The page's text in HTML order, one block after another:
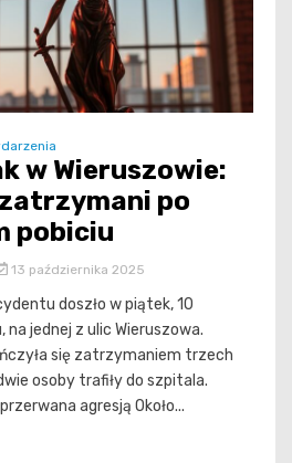
w Wieruszowie:
po
pobiciu
13 października 2025
doszło w piątek, 10
jednej z ulic Wieruszowa.
się zatrzymaniem trzech
osoby trafiły do szpitala.
agresją Około...